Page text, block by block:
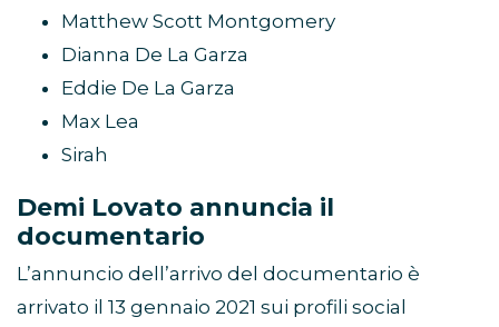
Matthew Scott Montgomery
Dianna De La Garza
Eddie De La Garza
Max Lea
Sirah
Demi Lovato annuncia il
documentario
L’annuncio dell’arrivo del documentario è
arrivato il 13 gennaio 2021 sui profili social